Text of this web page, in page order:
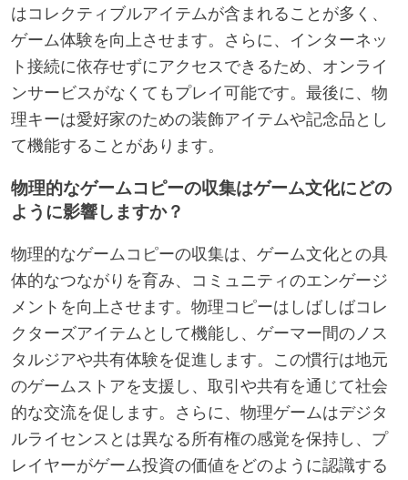
はコレクティブルアイテムが含まれることが多く、
ゲーム体験を向上させます。さらに、インターネッ
ト接続に依存せずにアクセスできるため、オンライ
ンサービスがなくてもプレイ可能です。最後に、物
理キーは愛好家のための装飾アイテムや記念品とし
て機能することがあります。
物理的なゲームコピーの収集はゲーム文化にどの
ように影響しますか？
物理的なゲームコピーの収集は、ゲーム文化との具
体的なつながりを育み、コミュニティのエンゲージ
メントを向上させます。物理コピーはしばしばコレ
クターズアイテムとして機能し、ゲーマー間のノス
タルジアや共有体験を促進します。この慣行は地元
のゲームストアを支援し、取引や共有を通じて社会
的な交流を促します。さらに、物理ゲームはデジタ
ルライセンスとは異なる所有権の感覚を保持し、プ
レイヤーがゲーム投資の価値をどのように認識する